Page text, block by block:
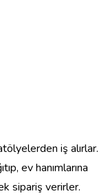
iş alırlar.
ev hanımlarına
sipariş verirler.